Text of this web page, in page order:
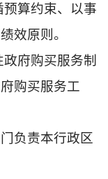
算约束、以事
效原则。
府购买服务制
购买服务工
负责本行政区